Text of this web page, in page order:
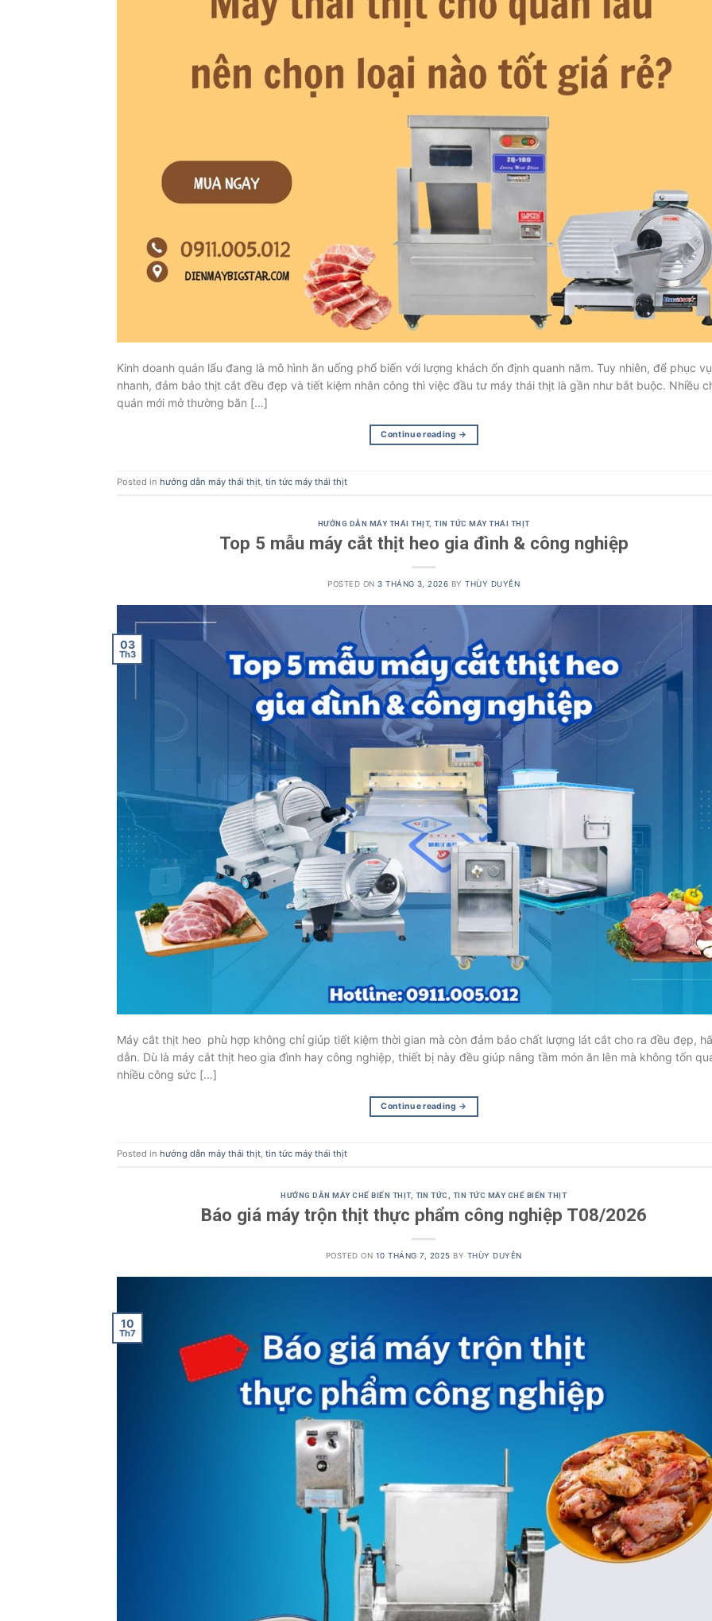
Kinh doanh quán lẩu đang là mô hình ăn uống phổ biến với lượng khách ổn định quanh năm. Tuy nhiên, để phục vụ
nhanh, đảm bảo thịt cắt đều đẹp và tiết kiệm nhân công thì việc đầu tư máy thái thịt là gần như bắt buộc. Nhiều
quán mới mở thường băn […]
Continue reading →
Posted in hướng dẫn máy thái thịt, tin tức máy thái thịt
HƯỚNG DẪN MÁY THÁI THỊT,TIN TỨC MÁY THÁI THỊT
Top 5 mẫu máy cắt thịt heo gia đình & công nghiệp
POSTED ON3 THÁNG 3, 2026 BYTHÙY DUYÊN
03
Th3
Máy cắt thịt heo phù hợp không chỉ giúp tiết kiệm thời gian mà còn đảm bảo chất lượng lát cắt cho ra đều đẹp,
dẫn. Dù là máy cắt thịt heo gia đình hay công nghiệp, thiết bị này đều giúp nâng tầm món ăn lên mà không tốn
nhiều công sức […]
Continue reading →
Posted in hướng dẫn máy thái thịt, tin tức máy thái thịt
HƯỚNG DẪN MÁY CHẾ BIẾN THỊT, TIN TỨC TIN TỨC MÁY CHẾ BIẾN THỊT
Báo giá máy trộn thịt thực phẩm công nghiệp T08/2026
POSTED ON 10 THÁNG 7, 2025 BY THÙY DUYÊN
10
Th7